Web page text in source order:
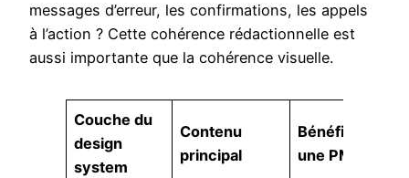
messages d’erreur, les confirmations, les appels
à l’action ? Cette cohérence rédactionnelle est
aussi importante que la cohérence visuelle.
Couche du
design
system
Contenu
principal
Bénéfice pour
une PME